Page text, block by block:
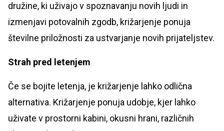
družine, ki uživajo v spoznavanju novih ljudi in
izmenjavi potovalnih zgodb, križarjenje ponuja
številne priložnosti za ustvarjanje novih prijateljstev.
Strah pred letenjem
Če se bojite letenja, je križarjenje lahko odlična
alternativa. Križarjenje ponuja udobje, kjer lahko
uživate v prostorni kabini, okusni hrani, različnih